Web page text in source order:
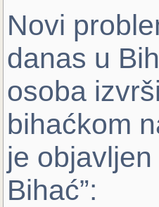
Novi
danas u
osoba
bihaćkom
je
Bihać”: